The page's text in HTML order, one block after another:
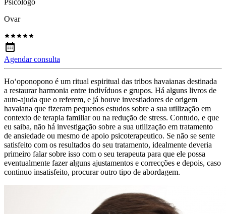
Psicólogo
Ovar
Agendar consulta
Hoʻoponopono é um ritual espiritual das tribos havaianas destinada
a restaurar harmonia entre indivíduos e grupos. Há alguns livros de
auto-ajuda que o referem, e já houve investiadores de origem
havaiana que fizeram pequenos estudos sobre a sua utilização em
contexto de terapia familiar ou na redução de stress. Contudo, e que
eu saiba, não há investigação sobre a sua utilização em tratamento
de ansiedade ou mesmo de apoio psicoterapeutico. Se não se sente
satisfeito com os resultados do seu tratamento, idealmente deveria
primeiro falar sobre isso com o seu terapeuta para que ele possa
eventualmente fazer alguns ajustamentos e correcções e depois, caso
continuo insatisfeito, procurar outro tipo de abordagem.